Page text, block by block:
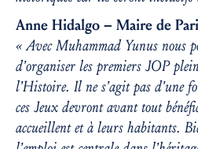
Anne Hidalgo – Maire de
« Avec Muhammad Yunus nous
d’organiser les premiers JOP
l’Histoire. Il ne s’agit pas d’une
ces Jeux devront avant tout
accueillent et à leurs habitants.